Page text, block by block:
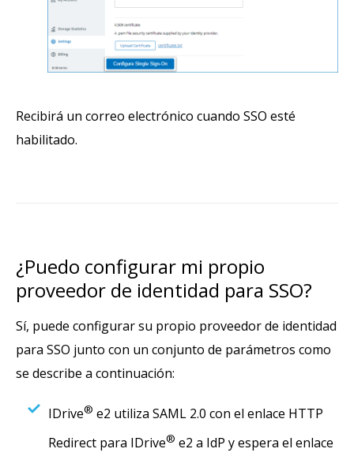
Recibirá un correo electrónico cuando SSO esté
habilitado.
¿Puedo configurar mi propio
proveedor de identidad para SSO?
Sí, puede configurar su propio proveedor de identidad
para SSO junto con un conjunto de parámetros como
se describe a continuación:
IDrive® e2 utiliza SAML 2.0 con el enlace HTTP
Redirect para IDrive® e2 a IdP y espera el enlace